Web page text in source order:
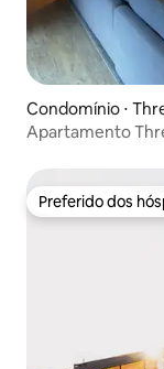
Condomínio ⋅
Apartamento
Preferido dos
Preferido dos